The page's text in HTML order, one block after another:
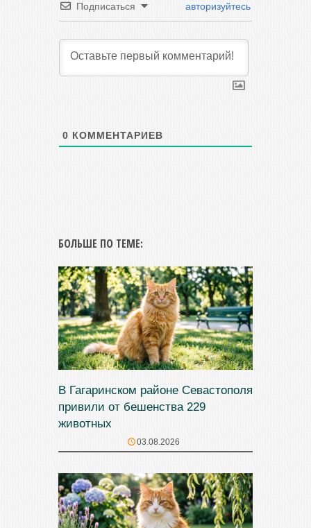
Подписаться авторизуйтесь
0 КОММЕНТАРИЕВ
БОЛЬШЕ ПО ТЕМЕ:
В Гагаринском районе Севастополя
привили от бешенства 229
животных
03.08.2026